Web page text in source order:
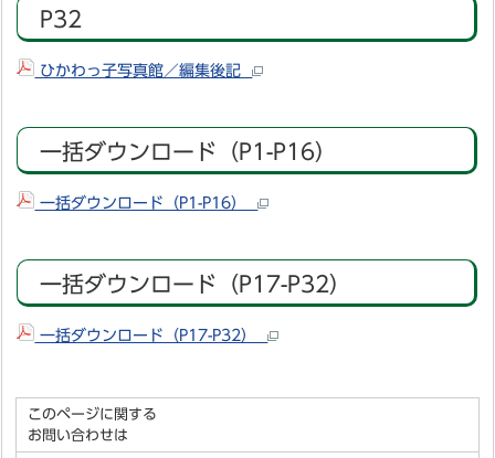
P32
ひかわっ子写真館／編集後記
一括ダウンロード（P1-P16）
一括ダウンロード（P1-P16）
一括ダウンロード（P17-P32）
一括ダウンロード（P17-P32）
このページに関する
お問い合わせは